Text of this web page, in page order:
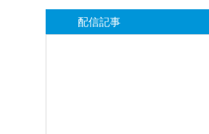
配信記事